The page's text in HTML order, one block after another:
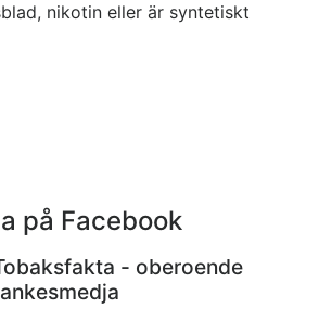
nikotin eller är syntetiskt
på Facebook
- oberoende